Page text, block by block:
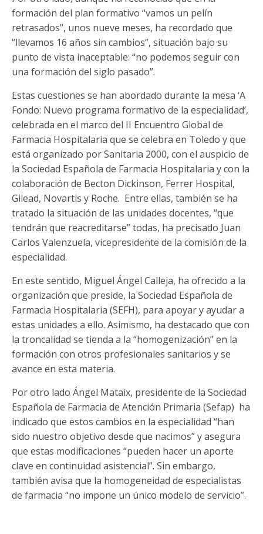
formación del plan formativo “vamos un pelín
retrasados”, unos nueve meses, ha recordado que
“llevamos 16 años sin cambios”, situación bajo su
punto de vista inaceptable: “no podemos seguir con
una formación del siglo pasado”.
Estas cuestiones se han abordado durante la mesa ‘A
Fondo: Nuevo programa formativo de la especialidad’,
celebrada en el marco del II Encuentro Global de
Farmacia Hospitalaria que se celebra en Toledo y que
está organizado por Sanitaria 2000, con el auspicio de
la Sociedad Española de Farmacia Hospitalaria y con la
colaboración de Becton Dickinson, Ferrer Hospital,
Gilead, Novartis y Roche. Entre ellas, también se ha
tratado la situación de las unidades docentes, “que
tendrán que reacreditarse” todas, ha precisado Juan
Carlos Valenzuela, vicepresidente de la comisión de la
especialidad.
En este sentido, Miguel Ángel Calleja, ha ofrecido a la
organización que preside, la Sociedad Española de
Farmacia Hospitalaria (SEFH), para apoyar y ayudar a
estas unidades a ello. Asimismo, ha destacado que con
la troncalidad se tienda a la “homogenización” en la
formación con otros profesionales sanitarios y se
avance en esta materia.
Por otro lado Ángel Mataix, presidente de la Sociedad
Española de Farmacia de Atención Primaria (Sefap) ha
indicado que estos cambios en la especialidad “han
sido nuestro objetivo desde que nacimos” y asegura
que estas modificaciones “pueden hacer un aporte
clave en continuidad asistencial”. Sin embargo,
también avisa que la homogeneidad de especialistas
de farmacia “no impone un único modelo de servicio”.